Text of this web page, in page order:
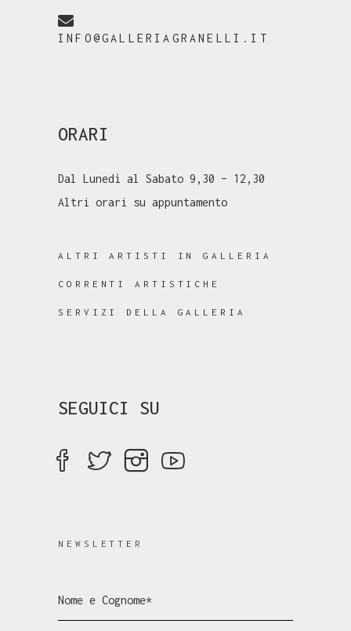
INFO@GALLERIAGRANELLI.IT
ORARI
Dal Lunedì al Sabato 9,30 – 12,30
Altri orari su appuntamento
ALTRI ARTISTI IN GALLERIA
CORRENTI ARTISTICHE
SERVIZI DELLA GALLERIA
SEGUICI SU
NEWSLETTER